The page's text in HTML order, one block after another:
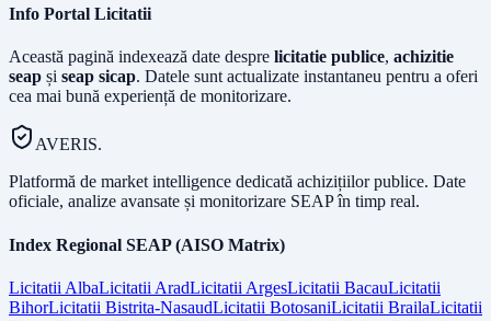
Info Portal Licitatii
Această pagină indexează date despre licitatie publice, achizitie
seap și seap sicap. Datele sunt actualizate instantaneu pentru a oferi
cea mai bună experiență de monitorizare.
AVERIS.
Platformă de market intelligence dedicată achizițiilor publice. Date
oficiale, analize avansate și monitorizare SEAP în timp real.
Index Regional SEAP (AISO Matrix)
Licitatii AlbaLicitatii AradLicitatii ArgesLicitatii BacauLicitatii
BihorLicitatii Bistrita-NasaudLicitatii BotosaniLicitatii BrailaLicitatii